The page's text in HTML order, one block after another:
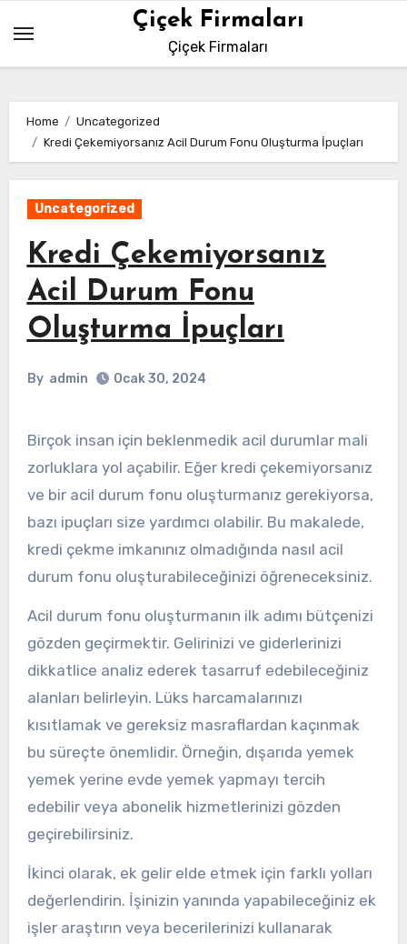
content
Çiçek Firmaları
Çiçek Firmaları
Home
Uncategorized
Kredi Çekemiyorsanız Acil Durum Fonu Oluşturma İpuçları
Uncategorized
Kredi Çekemiyorsanız
Acil Durum Fonu
Oluşturma İpuçları
By admin Ocak 30, 2024
Birçok insan için beklenmedik acil durumlar mali
zorluklara yol açabilir. Eğer kredi çekemiyorsanız
ve bir acil durum fonu oluşturmanız gerekiyorsa,
bazı ipuçları size yardımcı olabilir. Bu makalede,
kredi çekme imkanınız olmadığında nasıl acil
durum fonu oluşturabileceğinizi öğreneceksiniz.
Acil durum fonu oluşturmanın ilk adımı bütçenizi
gözden geçirmektir. Gelirinizi ve giderlerinizi
dikkatlice analiz ederek tasarruf edebileceğiniz
alanları belirleyin. Lüks harcamalarınızı
kısıtlamak ve gereksiz masraflardan kaçınmak
bu süreçte önemlidir. Örneğin, dışarıda yemek
yemek yerine evde yemek yapmayı tercih
edebilir veya abonelik hizmetlerinizi gözden
geçirebilirsiniz.
İkinci olarak, ek gelir elde etmek için farklı yolları
değerlendirin. İşinizin yanında yapabileceğiniz ek
işler araştırın veya becerilerinizi kullanarak